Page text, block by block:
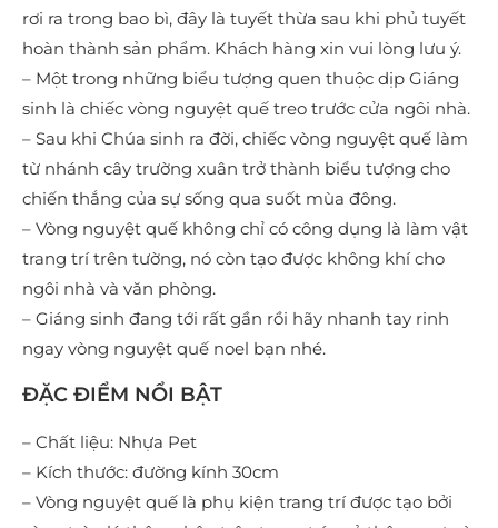
rơi ra trong bao bì, đây là tuyết thừa sau khi phủ tuyết
hoàn thành sản phẩm. Khách hàng xin vui lòng lưu ý.
– Một trong những biểu tượng quen thuộc dịp Giáng
sinh là chiếc vòng nguyệt quế treo trước cửa ngôi nhà.
– Sau khi Chúa sinh ra đời, chiếc vòng nguyệt quế làm
từ nhánh cây trường xuân trở thành biểu tượng cho
chiến thắng của sự sống qua suốt mùa đông.
– Vòng nguyệt quế không chỉ có công dụng là làm vật
trang trí trên tường, nó còn tạo được không khí cho
ngôi nhà và văn phòng.
– Giáng sinh đang tới rất gần rồi hãy nhanh tay rinh
ngay vòng nguyệt quế noel bạn nhé.
ĐẶC ĐIỂM NỔI BẬT
– Chất liệu: Nhựa Pet
– Kích thước: đường kính 30cm
– Vòng nguyệt quế là phụ kiện trang trí được tạo bởi